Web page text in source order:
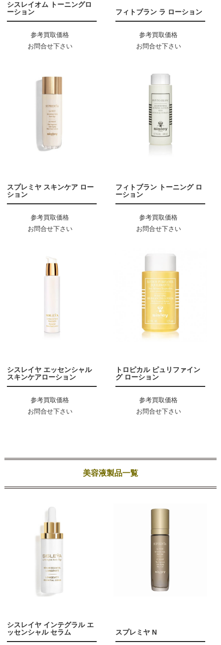
シスレイオム トーニングロ
ーション
参考買取価格
お問合せ下さい
フィトブラン ラ ローション
参考買取価格
お問合せ下さい
スプレミヤ スキンケア ロー
ション
参考買取価格
お問合せ下さい
フィトブラン トーニング ロ
ーション
参考買取価格
お問合せ下さい
シスレイヤ エッセンシャル
スキンケアローション
参考買取価格
お問合せ下さい
トロピカル ピュリファイン
グ ローション
参考買取価格
お問合せ下さい
美容液製品一覧
シスレイヤ インテグラル エ
ッセンシャル セラム
スプレミヤ N